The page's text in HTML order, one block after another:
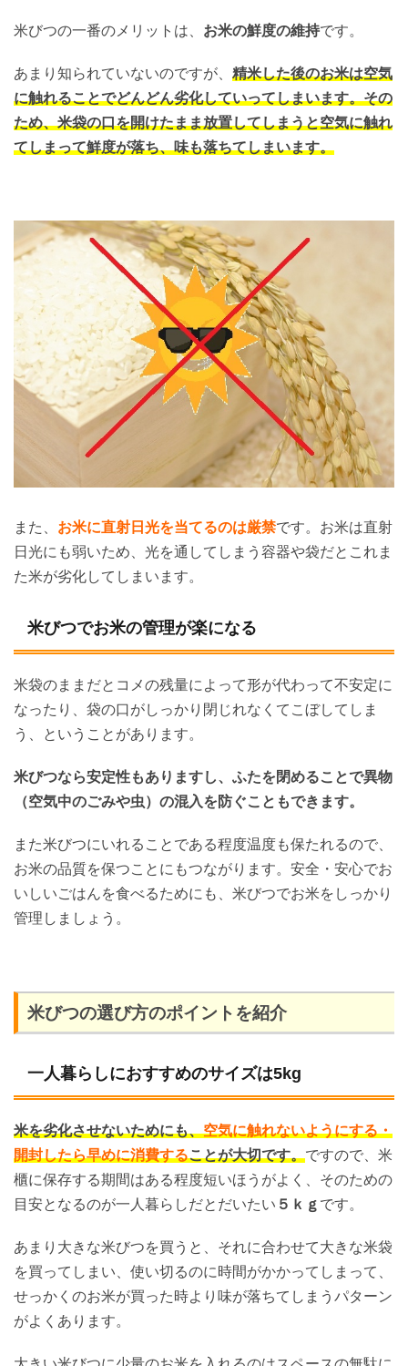
米びつの一番のメリットは、 お米の鮮度の維持です。
あまり知られていないのですが、 精米した後のお米は空気
に触れることでどんどん劣化していってしまいます。その
ため、米袋の口を開けたまま放置してしまうと空気に触れ
てしまって鮮度が落ち、味も落ちてしまいます。
また、 お米に直射日光を当てるのは厳禁です。お米は直射
日光にも弱いため、光を通してしまう容器や袋だとこれま
た米が劣化してしまいます。
米びつでお米の管理が楽になる
米袋のままだとコメの残量によって形が代わって不安定に
なったり、袋の口がしっかり閉じれなくてこぼしてしま
う、ということがあります。
米びつなら安定性もありますし、ふたを閉めることで異物
（空気中のごみや虫）の混入を防ぐこともできます。
また米びつにいれることである程度温度も保たれるので、
お米の品質を保つことにもつながります。安全・安心でお
いしいごはんを食べるためにも、米びつでお米をしっかり
管理しましょう。
米びつの選び方のポイントを紹介
一人暮らしにおすすめのサイズは5kg
米を劣化させないためにも、空気に触れないようにする・
開封したら早めに消費することが大切です。ですので、米
櫃に保存する期間はある程度短いほうがよく、そのための
目安となるのが一人暮らしだとだいたい ５ｋｇ です。
あまり大きな米びつを買うと、それに合わせて大きな米袋
を買ってしまい、使い切るのに時間がかかってしまって、
せっかくのお米が買った時より味が落ちてしまうパターン
がよくあります。